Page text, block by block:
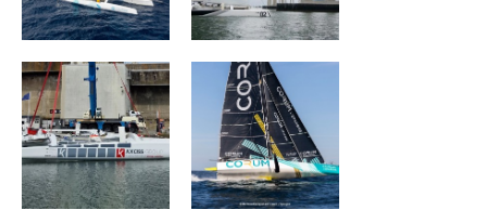
ACXISS Group CORUM L 'Épargne
ARKEA PAPREC
L'OCCITANE en
Provence